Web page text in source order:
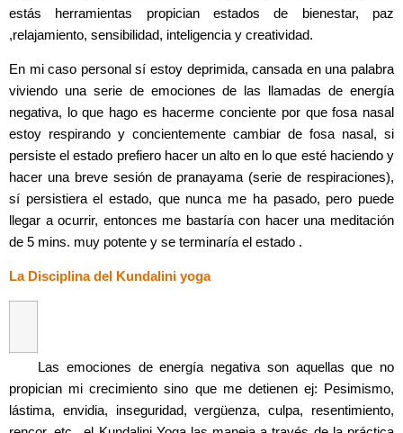
estás herramientas propician estados de bienestar, paz
,relajamiento, sensibilidad, inteligencia y creatividad.
En mi caso personal sí estoy deprimida, cansada en una palabra
viviendo una serie de emociones de las llamadas de energía
negativa, lo que hago es hacerme conciente por que fosa nasal
estoy respirando y concientemente cambiar de fosa nasal, si
persiste el estado prefiero hacer un alto en lo que esté haciendo y
hacer una breve sesión de pranayama (serie de respiraciones),
sí persistiera el estado, que nunca me ha pasado, pero puede
llegar a ocurrir, entonces me bastaría con hacer una meditación
de 5 mins. muy potente y se terminaría el estado .
La Disciplina del Kundalini yoga
Las emociones de energía negativa son aquellas que no
propician mi crecimiento sino que me detienen ej: Pesimismo,
lástima, envidia, inseguridad, vergüenza, culpa, resentimiento,